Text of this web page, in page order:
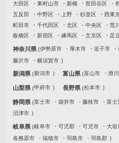
大田区
東村山市 新橋 世田谷区
五反田
中野区 上野 杉並区 西東
町田市
千代田区 北区 中央区 荒
板橋区
新宿区 練馬区 文京区 足
神奈川県 伊勢原市 厚木市 逗子市
藤沢市
横須賀市
新潟県 新潟市 富山県 富山市 滑
山梨県 甲府市 長野県 松本市
静岡県 富士市 袋井市 藤枝市 富士
沼津市
岐阜県 岐阜市 可児郡 可児市 大垣
各務原市
瑞穂市 羽島市 羽島郡